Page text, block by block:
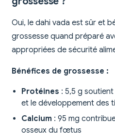
Oui, le dahi vada est sûr et
grossesse quand préparé
appropriées de sécurité
Bénéfices de grossesse :
Protéines : 5,5 g
et le développement des
Calcium : 95 mg
osseux du fœtus